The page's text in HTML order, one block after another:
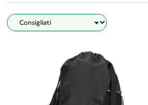
Filtro